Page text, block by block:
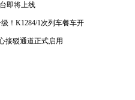
即将上线
！K1284/1次列车餐车开
接驳通道正式启用